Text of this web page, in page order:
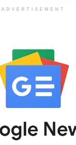
ADVERTISEMENT